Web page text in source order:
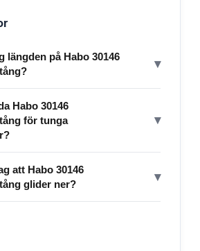
längden på Habo 30146
▾
Habo 30146
för tunga
▾
att Habo 30146
glider ner?
▾